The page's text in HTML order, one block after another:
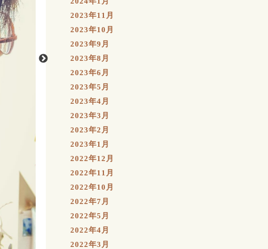
2023年11月
2023年10月
2023年9月
2023年8月
2023年6月
2023年5月
2023年4月
2023年3月
2023年2月
2023年1月
2022年12月
2022年11月
2022年10月
2022年7月
2022年5月
2022年4月
2022年3月